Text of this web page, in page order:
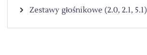
Zestawy głośnikowe (2.0, 2.1, 5.1)